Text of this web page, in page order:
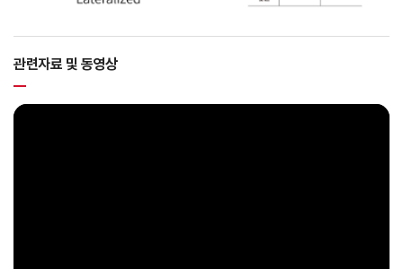
관련자료 및 동영상